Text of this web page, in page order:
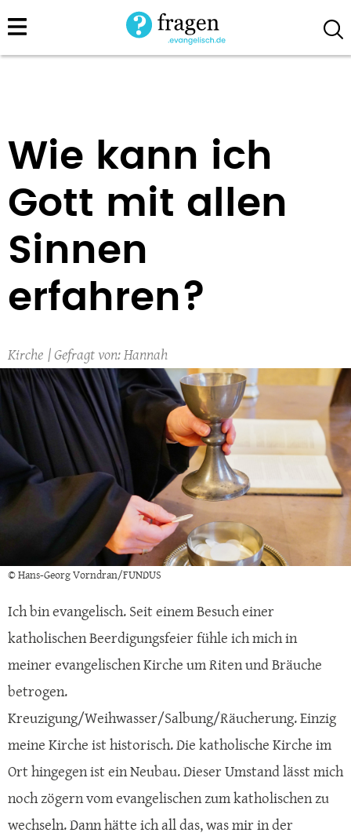
Direkt
zum
Wie kann ich
Gott mit allen
Sinnen
erfahren?
Kirche Hannah
© Hans-Georg Vorndran/FUNDUS
Ich bin evangelisch. Seit einem Besuch einer
katholischen Beerdigungsfeier fühle ich mich in
meiner evangelischen Kirche um Riten und Bräuche
betrogen.
Kreuzigung/Weihwasser/Salbung/Räucherung. Einzig
meine Kirche ist historisch. Die katholische Kirche im
Ort hingegen ist ein Neubau. Dieser Umstand lässt mich
noch zögern vom evangelischen zum katholischen zu
wechseln. Dann hätte ich all das, was mir in der